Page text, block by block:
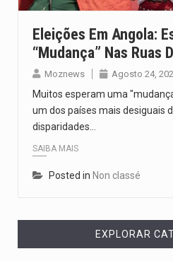
Eleições Em Angola:
“mudança” Nas Ruas
Moznews Agosto 24,
Muitos esperam uma
um dos países mais desiguais
disparidades…
SAIBA MAIS
Posted in Non classé
EXPLORAR